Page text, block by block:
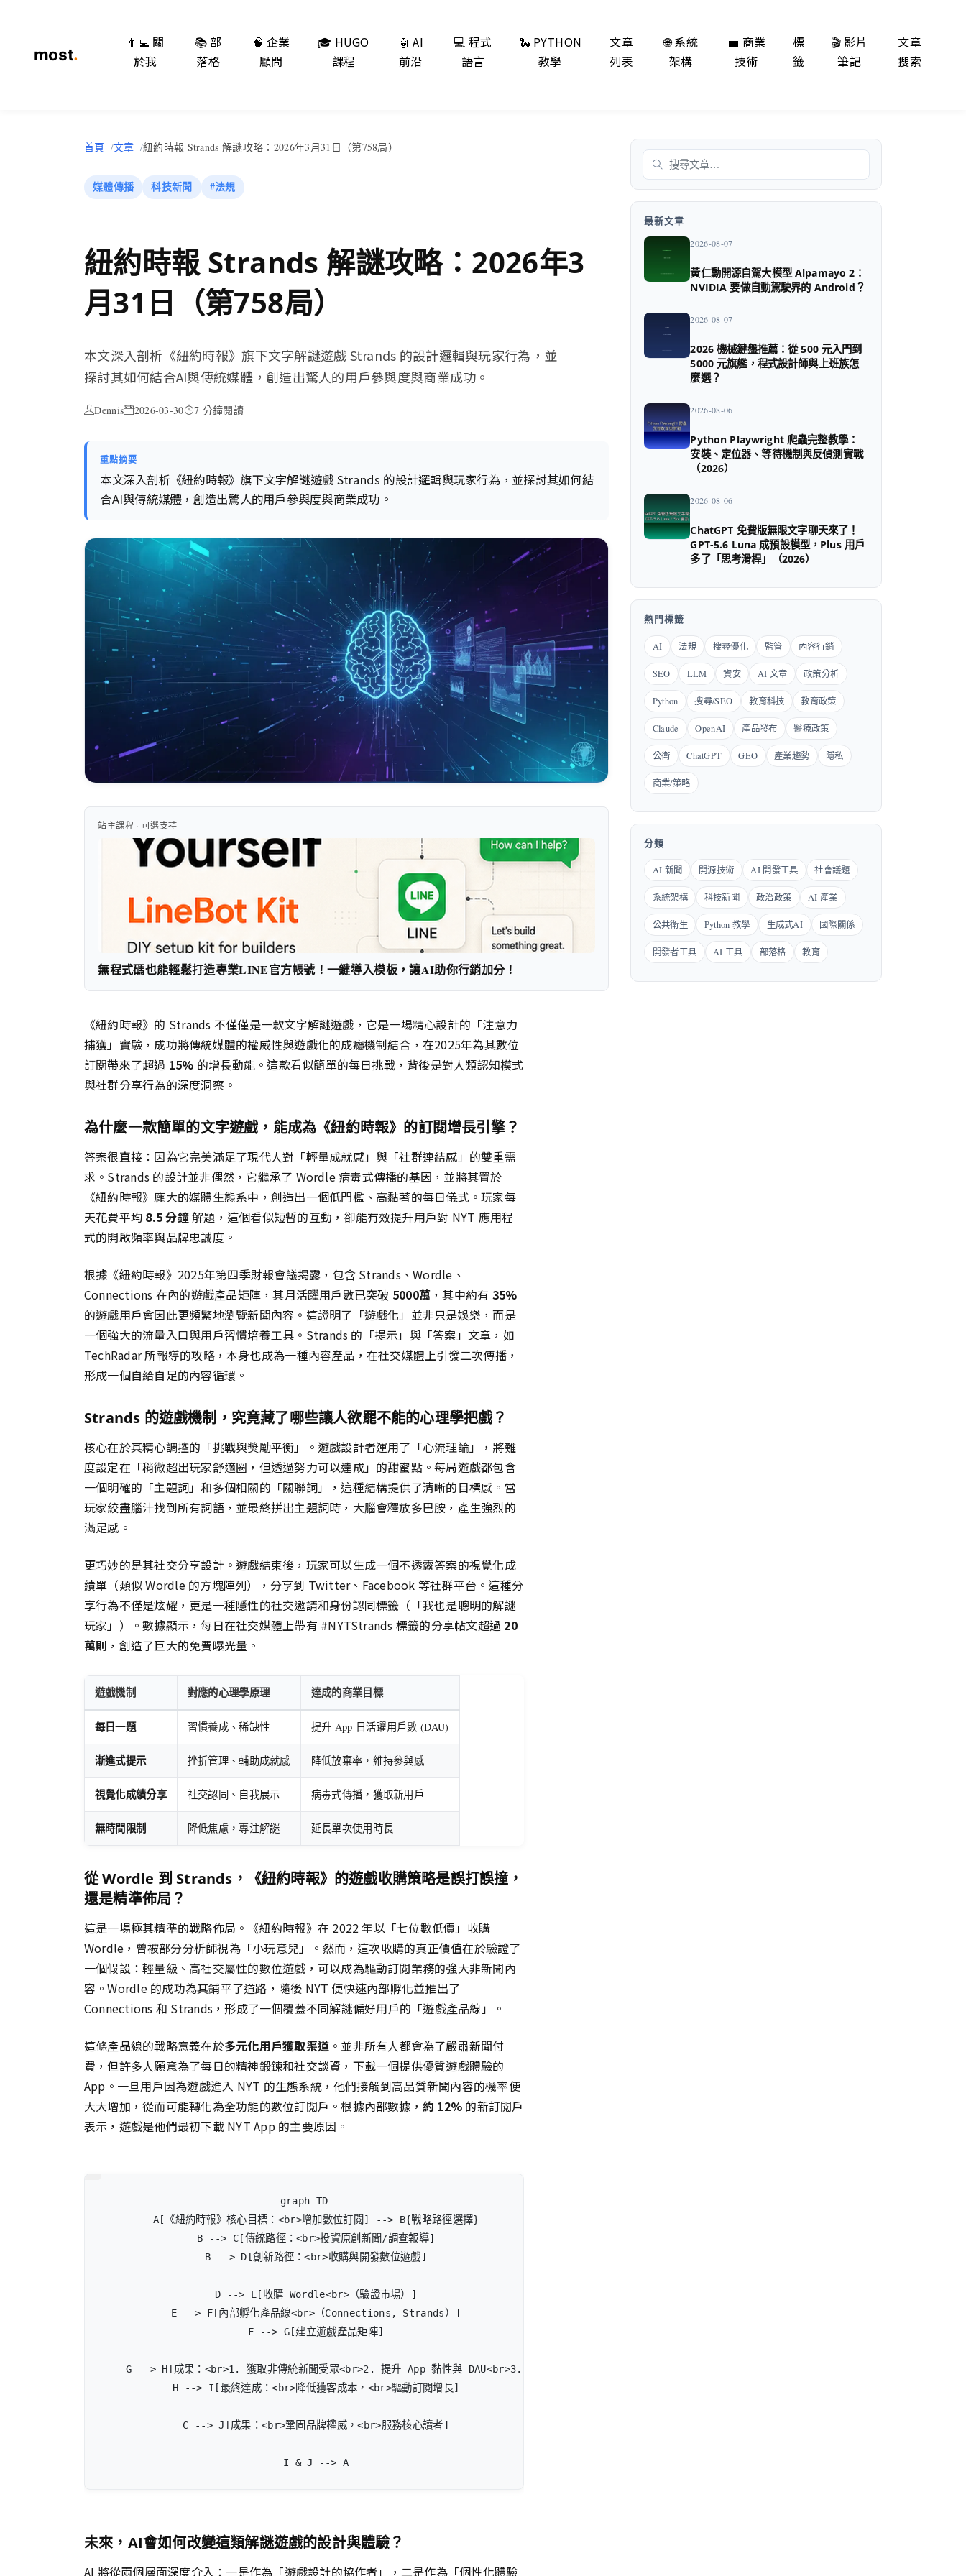
👨‍💻 關
於我
📚 部
落格
🧠 企業
顧問
🎓 HUGO
課程
🤖 AI
前沿
💻 程式
語言
🐍 PYTHON
教學
文章
列表
🌐 系統
架構
💼 商業
技術
標
籤
🎬 影片
筆記
文章
搜索
首頁 文章 紐約時報 Strands 解謎攻略：2026年3月31日（第758局）
媒體傳播 科技新聞 #法規
紐約時報 Strands 解謎攻略：2026年3
月31日（第758局）
本文深入剖析《紐約時報》旗下文字解謎遊戲 Strands 的設計邏輯與玩家行為，並
探討其如何結合AI與傳統媒體，創造出驚人的用戶參與度與商業成功。
Dennis 2026-03-30 7 分鐘閱讀
重點摘要
本文深入剖析《紐約時報》旗下文字解謎遊戲 Strands 的設計邏輯與玩家行為，並探討其如何結
合AI與傳統媒體，創造出驚人的用戶參與度與商業成功。
站主課程 · 可選支持
無程式碼也能輕鬆打造專業LINE官方帳號！一鍵導入模板，讓AI助你行銷加分！
《紐約時報》的 Strands 不僅僅是一款文字解謎遊戲，它是一場精心設計的「注意力
捕獲」實驗，成功將傳統媒體的權威性與遊戲化的成癮機制結合，在2025年為其數位
訂閱帶來了超過 15% 的增長動能。這款看似簡單的每日挑戰，背後是對人類認知模式
與社群分享行為的深度洞察。
為什麼一款簡單的文字遊戲，能成為《紐約時報》的訂閱增長引擎？
答案很直接：因為它完美滿足了現代人對「輕量成就感」與「社群連結感」的雙重需
求。Strands 的設計並非偶然，它繼承了 Wordle 病毒式傳播的基因，並將其置於
《紐約時報》龐大的媒體生態系中，創造出一個低門檻、高黏著的每日儀式。玩家每
天花費平均 8.5 分鐘解題，這個看似短暫的互動，卻能有效提升用戶對 NYT 應用程
式的開啟頻率與品牌忠誠度。
根據《紐約時報》2025年第四季財報會議揭露，包含 Strands、Wordle、
Connections 在內的遊戲產品矩陣，其月活躍用戶數已突破 5000萬 ，其中約有 35%
的遊戲用戶會因此更頻繁地瀏覽新聞內容。這證明了「遊戲化」並非只是娛樂，而是
一個強大的流量入口與用戶習慣培養工具。Strands 的「提示」與「答案」文章，如
TechRadar 所報導的攻略，本身也成為一種內容產品，在社交媒體上引發二次傳播，
形成一個自給自足的內容循環。
Strands 的遊戲機制，究竟藏了哪些讓人欲罷不能的心理學把戲？
核心在於其精心調控的「挑戰與獎勵平衡」。遊戲設計者運用了「心流理論」，將難
度設定在「稍微超出玩家舒適圈，但透過努力可以達成」的甜蜜點。每局遊戲都包含
一個明確的「主題詞」和多個相關的「關聯詞」，這種結構提供了清晰的目標感。當
玩家絞盡腦汁找到所有詞語，並最終拼出主題詞時，大腦會釋放多巴胺，產生強烈的
滿足感。
更巧妙的是其社交分享設計。遊戲結束後，玩家可以生成一個不透露答案的視覺化成
績單（類似 Wordle 的方塊陣列），分享到 Twitter、Facebook 等社群平台。這種分
享行為不僅是炫耀，更是一種隱性的社交邀請和身份認同標籤（「我也是聰明的解謎
玩家」）。數據顯示，每日在社交媒體上帶有 #NYTStrands 標籤的分享帖文超過 20
萬則 ，創造了巨大的免費曝光量。
遊戲機制 對應的心理學原理 達成的商業目標
每日一題 習慣養成、稀缺性 提升 App 日活躍用戶數 (DAU)
漸進式提示 挫折管理、輔助成就感 降低放棄率，維持參與感
視覺化成績分享 社交認同、自我展示 病毒式傳播，獲取新用戶
無時間限制 降低焦慮，專注解謎 延長單次使用時長
從 Wordle 到 Strands，《紐約時報》的遊戲收購策略是誤打誤撞，
還是精準佈局？
這是一場極其精準的戰略佈局。《紐約時報》在 2022 年以「七位數低價」收購
Wordle，曾被部分分析師視為「小玩意兒」。然而，這次收購的真正價值在於驗證了
一個假設：輕量級、高社交屬性的數位遊戲，可以成為驅動訂閱業務的強大非新聞內
容。Wordle 的成功為其鋪平了道路，隨後 NYT 便快速內部孵化並推出了
Connections 和 Strands，形成了一個覆蓋不同解謎偏好用戶的「遊戲產品線」。
這條產品線的戰略意義在於多元化用戶獲取渠道 。並非所有人都會為了嚴肅新聞付
費，但許多人願意為了每日的精神鍛鍊和社交談資，下載一個提供優質遊戲體驗的
App。一旦用戶因為遊戲進入 NYT 的生態系統，他們接觸到高品質新聞內容的機率便
大大增加，從而可能轉化為全功能的數位訂閱戶。根據內部數據， 約 12% 的新訂閱戶
表示，遊戲是他們最初下載 NYT App 的主要原因。
graph TD
    A[《紐約時報》核心目標：<br>增加數位訂閱] --> B{戰略路徑選擇}
    B --> C[傳統路徑：<br>投資原創新聞/調查報導]
    B --> D[創新路徑：<br>收購與開發數位遊戲]
    D --> E[收購 Wordle<br>（驗證市場）]
    E --> F[內部孵化產品線<br>（Connections, Strands）]
    F --> G[建立遊戲產品矩陣]
    G --> H[成果：<br>1. 獲取非傳統新聞受眾<br>2. 提升 App 黏性與 DAU<br>3. 創造社交媒體聲量]
    H --> I[最終達成：<br>降低獲客成本，<br>驅動訂閱增長]
    C --> J[成果：<br>鞏固品牌權威，<br>服務核心讀者]
    I & J --> A
未來，AI會如何改變這類解謎遊戲的設計與體驗？
AI 將從兩個層面深度介入：一是作為「遊戲設計的協作者」，二是作為「個性化體驗
搜尋
最新文章
2026-08-07
黃仁勳開源自駕大模型 Alpamayo 2：
NVIDIA 要做自動駕駛界的 Android？
2026-08-07
2026 機械鍵盤推薦：從 500 元入門到
5000 元旗艦，程式設計師與上班族怎
麼選？
2026-08-06
Python Playwright 爬蟲完整教學：
安裝、定位器、等待機制與反偵測實戰
（2026）
2026-08-06
ChatGPT 免費版無限文字聊天來了！
GPT-5.6 Luna 成預設模型，Plus 用戶
多了「思考滑桿」（2026）
熱門標籤
AI 法規 搜尋優化 監管 內容行銷
SEO LLM 資安 AI 文章 政策分析
Python 搜尋/SEO 教育科技 教育政策
Claude OpenAI 產品發布 醫療政策
公衛 ChatGPT GEO 產業趨勢 隱私
商業/策略
分類
AI 新聞 開源技術 AI 開發工具 社會議題
系統架構 科技新聞 政治政策 AI 產業
公共衛生 Python 教學 生成式AI 國際關係
開發者工具 AI 工具 部落格 教育